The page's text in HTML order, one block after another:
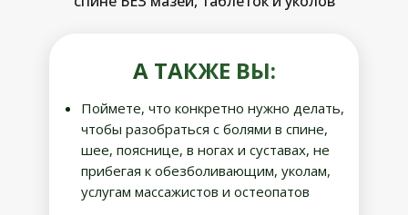
Поймете, что конкретно нужно делать,
чтобы разобраться с болями в спине,
шее, пояснице, в ногах и суставах, не
прибегая к обезболивающим, уколам,
услугам массажистов и остеопатов
А ТАКЖЕ ВЫ: